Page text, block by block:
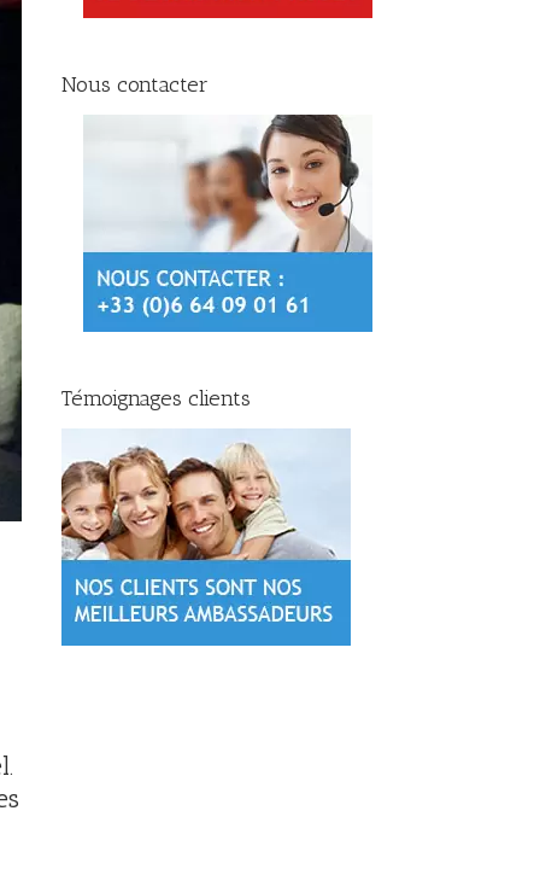
Nous contacter
Témoignages clients